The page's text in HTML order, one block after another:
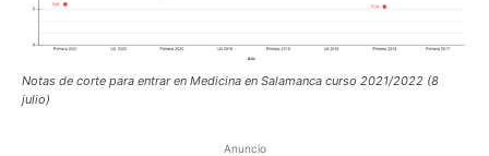
Notas de corte para entrar en Medicina en Salamanca curso 2021/2022 (8
julio)
Anuncio